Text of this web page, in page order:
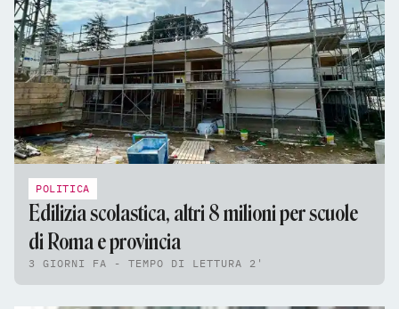
POLITICA
Edilizia scolastica, altri 8 milioni per scuole
di Roma e provincia
3 GIORNI FA - TEMPO DI LETTURA 2'